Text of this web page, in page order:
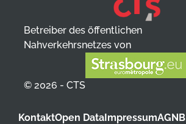
Betreiber des öffentlichen
Nahverkehrsnetzes von
© 2026 - CTS
KontaktOpen DataImpressumAGNB